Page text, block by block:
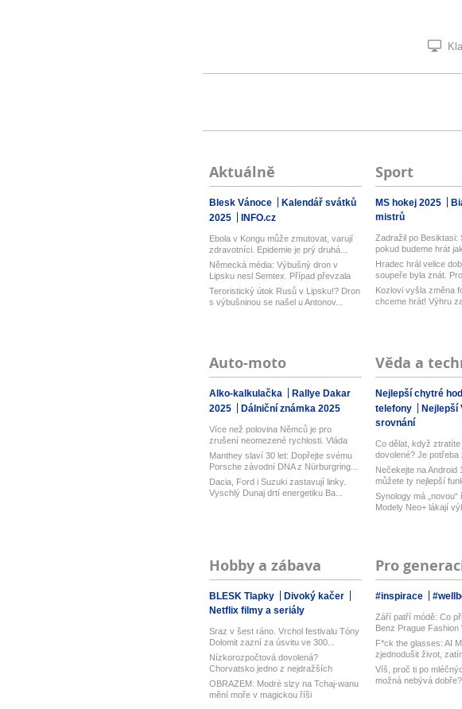
Aktuálně
Blesk Vánoce
Kalendář svátků
2025
INFO.cz
Ebola v Kongu může zmutovat, varují
zdravotníci. Epidemie je prý druhá...
Německá média: Výbušný dron v
Lipsku nesl Semtex. Případ převzala
spol...
Teroristický útok Rusů v Lipsku!? Dron
s výbušninou se našel u Antonov...
Sport
MS hokej 2025
mistrů
Zadražil po Besiktasi:
pokud budeme hrát
Hradec hrál velice
soupeře byla znát.
Kozlovi vyšla změna
chceme hrát! Výhru
Auto-moto
Alko-kalkulačka
Rallye Dakar
2025
Dálniční známka 2025
Více než polovina Němců je pro
zrušení neomezené rychlosti. Vláda
řekl...
Manthey slaví 30 let: Dopřejte svému
Porsche závodní DNA z Nürburgring...
Dacia, Ford i Suzuki zastavují linky.
Vyschlý Dunaj drtí energetiku Ba...
Věda a
Nejlepší chytré
telefony
Nejlepší
srovnání
Co dělat, když ztratíte
dovolené? Je potřeba
Nečekejte na Android
můžete ty nejlepší
Synology má „novou“
Modely Neo+ lákají
Hobby a zábava
BLESK Tlapky
Divoký kačer
Netflix filmy a seriály
Sraz v šest ráno. Vrchol festivalu Tóny
Dolomit zazní za úsvitu ve 300...
Nízkorozpočtová dovolená?
Chorvatsko jedno z nejdražších
v Evropě! Lev...
OBRAZEM: Modré slzy na Tchaj-wanu
mění moře v magickou říši
Pro
#inspirace
Září patří módě: Co
Benz Prague Fashion
F*ck the glasses: AI
zjednodušit život,
Víš, proč ti po
možná nebývá dobře?